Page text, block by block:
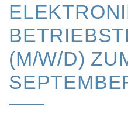
(M/W/D)